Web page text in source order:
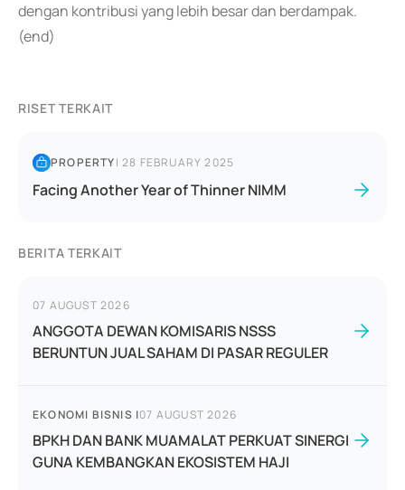
dengan kontribusi yang lebih besar dan berdampak.
(end)
RISET TERKAIT
PROPERTY|28 FEBRUARY 2025
Facing Another Year of Thinner NIMM
BERITA TERKAIT
07 AUGUST 2026
ANGGOTA DEWAN KOMISARIS NSSS
BERUNTUN JUAL SAHAM DI PASAR REGULER
EKONOMI BISNIS |07 AUGUST 2026
BPKH DAN BANK MUAMALAT PERKUAT SINERGI
GUNA KEMBANGKAN EKOSISTEM HAJI